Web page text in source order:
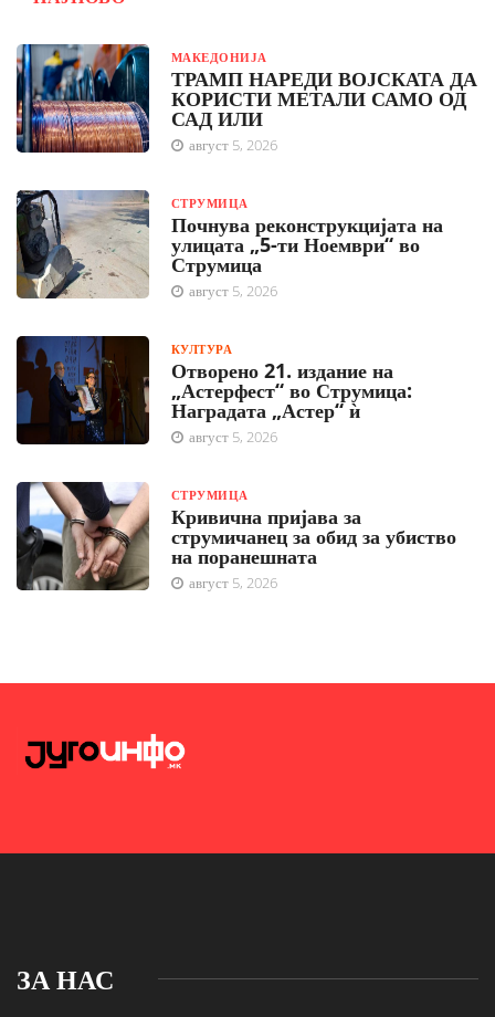
МАКЕДОНИЈА
ТРАМП НАРЕДИ ВОЈСКАТА ДА
КОРИСТИ МЕТАЛИ САМО ОД
САД ИЛИ
август 5, 2026
СТРУМИЦА
Почнува реконструкцијата на
улицата „5-ти Ноември“ во
Струмица
август 5, 2026
КУЛТУРА
Отворено 21. издание на
„Астерфест“ во Струмица:
Наградата „Астер“ ѝ
август 5, 2026
СТРУМИЦА
Кривична пријава за
струмичанец за обид за убиство
на поранешната
август 5, 2026
ЗА НАС